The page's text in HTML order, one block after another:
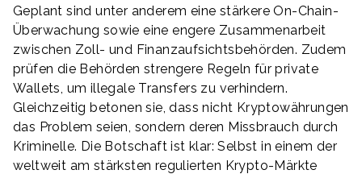
Geplant sind unter anderem eine stärkere On-Chain-
Überwachung sowie eine engere Zusammenarbeit
zwischen Zoll- und Finanzaufsichtsbehörden. Zudem
prüfen die Behörden strengere Regeln für private
Wallets, um illegale Transfers zu verhindern.
Gleichzeitig betonen sie, dass nicht Kryptowährungen
das Problem seien, sondern deren Missbrauch durch
Kriminelle. Die Botschaft ist klar: Selbst in einem der
weltweit am stärksten regulierten Krypto-Märkte